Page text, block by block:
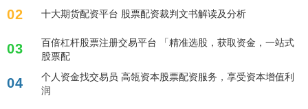
02 十大期货配资平台 股票配资裁判文书解读及分析
03
百倍杠杆股票注册交易平台 「精准选股，获取资金，一站式
股票配
04
个人资金找交易员 高瓴资本股票配资服务，享受资本增值利
润